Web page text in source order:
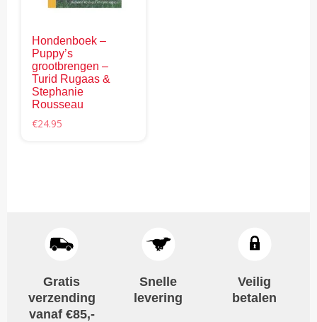
Hondenboek –
Puppy’s
grootbrengen –
Turid Rugaas &
Stephanie
Rousseau
€24.95
Gratis
verzending
vanaf €85,-
Snelle
levering
Veilig
betalen